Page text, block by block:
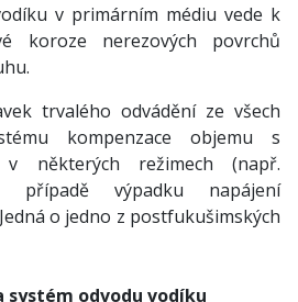
v primárním médiu vede k
koroze nerezových povrchů
trvalého odvádění ze všech
kompenzace objemu s
některých režimech (např.
výpadku napájení
o jedno z postfukušimských
systém odvodu vodíku